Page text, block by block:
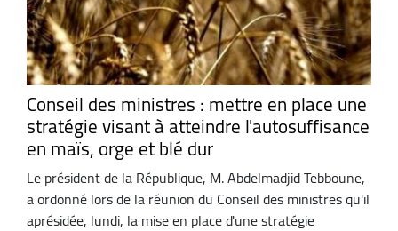
Conseil des ministres : mettre en place une
stratégie visant à atteindre l'autosuffisance
en maïs, orge et blé dur
Le président de la République, M. Abdelmadjid Tebboune,
a ordonné lors de la réunion du Conseil des ministres qu'il
aprésidée, lundi, la mise en place d'une stratégie